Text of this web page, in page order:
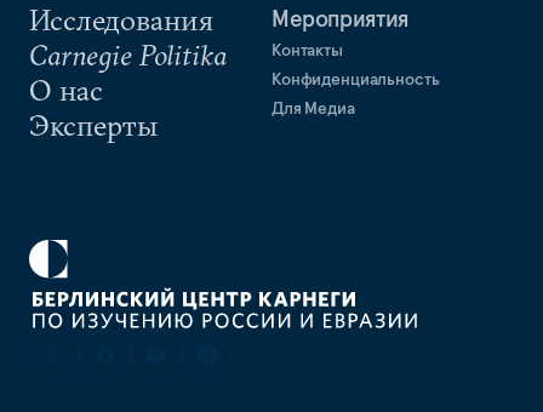
Исследования
Carnegie Politika
О нас
Эксперты
Мероприятия
Контакты
Конфиденциальность
Для Медиа